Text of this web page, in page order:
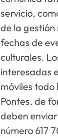
servicio,
de la
fechas de
culturales.
interesadas
móviles todo
Pontes, de
deben
número 617